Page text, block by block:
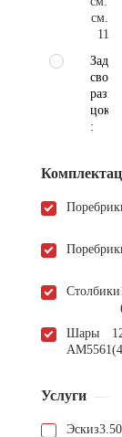
см.
свой
:
Столбики
Шары
АМ5561
Услуги
Эскиз